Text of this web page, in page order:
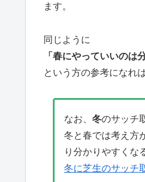
ます。
同じように
「春にやっていいのは
という方の参考になれ
なお、 冬のサッチ
冬と春では考え方
り分かりやすくな
冬に芝生のサッチ